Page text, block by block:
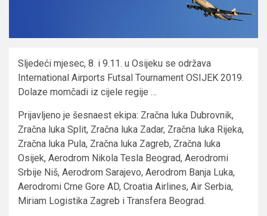
Sljedeći mjesec, 8. i 9.11. u Osijeku se održava
International Airports Futsal Tournament OSIJEK 2019.
Dolaze momčadi iz cijele regije …
Prijavljeno je šesnaest ekipa: Zračna luka Dubrovnik,
Zračna luka Split, Zračna luka Zadar, Zračna luka Rijeka,
Zračna luka Pula, Zračna luka Zagreb, Zračna luka
Osijek, Aerodrom Nikola Tesla Beograd, Aerodromi
Srbije Niš, Aerodrom Sarajevo, Aerodrom Banja Luka,
Aerodromi Crne Gore AD, Croatia Airlines, Air Serbia,
Miriam Logistika Zagreb i Transfera Beograd.